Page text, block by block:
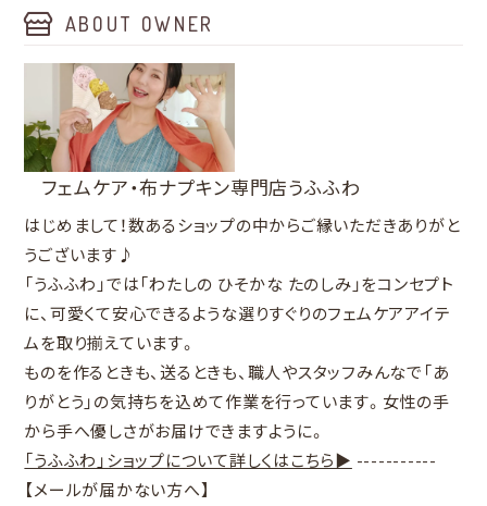
ABOUT OWNER
フェムケア・布ナプキン専門店うふふわ
はじめまして！数あるショップの中からご縁いただきありがと
うございます♪
「うふふわ」では「わたしの ひそかな たのしみ」をコンセプト
に、可愛くて安心できるような選りすぐりのフェムケアアイテ
ムを取り揃えています。
ものを作るときも、送るときも、職人やスタッフみんなで「あ
りがとう」の気持ちを込めて作業を行っています。女性の手
から手へ優しさがお届けできますように。
「うふふわ」ショップについて詳しくはこちら▶ -----------
【メールが届かない方へ】